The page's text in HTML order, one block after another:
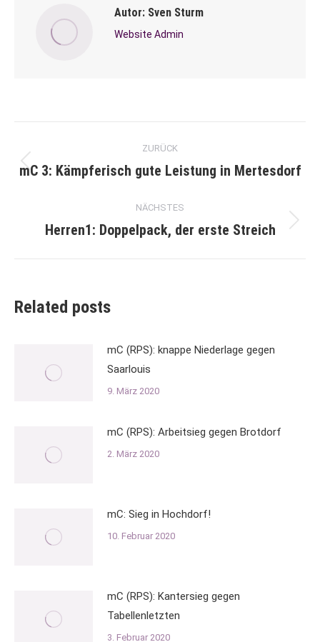
Autor: Sven Sturm
Website Admin
Kommentarnavigation
ZURÜCK
Vorheriger
mC 3: Kämpferisch gute Leistung in Mertesdorf
NÄCHSTES
Nächster
Herren1: Doppelpack, der erste Streich
Related posts
mC (RPS): knappe Niederlage gegen
Saarlouis
9. März 2020
mC (RPS): Arbeitsieg gegen Brotdorf
2. März 2020
mC: Sieg in Hochdorf!
10. Februar 2020
mC (RPS): Kantersieg gegen
Tabellenletzten
3. Februar 2020